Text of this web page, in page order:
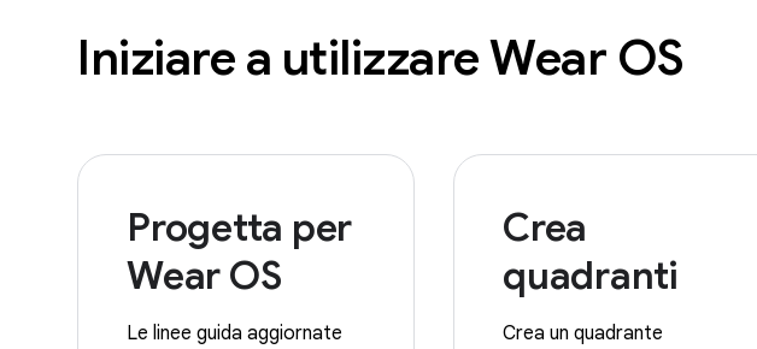
Iniziare a utilizzare Wear OS
Progetta per
Wear OS
Le linee guida aggiornate
Crea
quadranti
Crea un quadrante